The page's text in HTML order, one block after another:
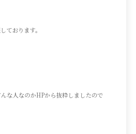
ております。
な人なのかHPから抜粋しましたので